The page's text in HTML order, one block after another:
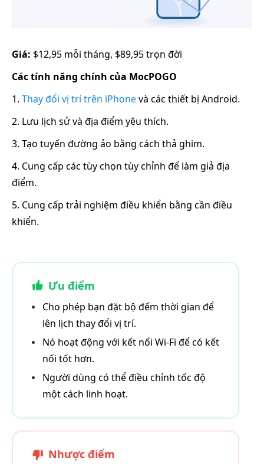
Giá: $12,95 mỗi tháng, $89,95 trọn đời
Các tính năng chính của MocPOGO
1. Thay đổi vị trí trên iPhonevà các thiết bị Android.
2. Lưu lịch sử và địa điểm yêu thích.
3. Tạo tuyến đường ảo bằng cách thả ghim.
4. Cung cấp các tùy chọn tùy chỉnh để làm giả địa
điểm.
5. Cung cấp trải nghiệm điều khiển bằng cần điều
khiển.
Ưu điểm
Cho phép bạn đặt bộ đếm thời gian để
lên lịch thay đổi vị trí.
Nó hoạt động với kết nối Wi-Fi để có kết
nối tốt hơn.
Người dùng có thể điều chỉnh tốc độ
một cách linh hoạt.
Nhược điểm